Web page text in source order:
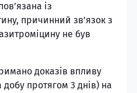
із
причинний зв’язок з
не був
доказів впливу
протягом 3 днів) на